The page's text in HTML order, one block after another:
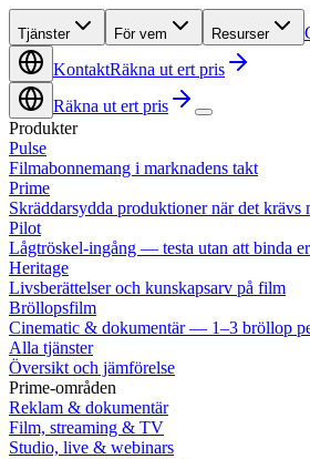
Tjänster För vem Resurser
KontaktRäkna ut ert pris
Räkna ut ert pris
Produkter
Pulse
Filmabonnemang i marknadens takt
Prime
Skräddarsydda produktioner när det krävs
Pilot
Lågtröskel-ingång — testa utan att binda er
Heritage
Livsberättelser och kunskapsarv på film
Bröllopsfilm
Cinematic & dokumentär — 1–3 bröllop
Alla tjänster
Översikt och jämförelse
Prime-områden
Reklam & dokumentär
Film, streaming & TV
Studio, live & webinars